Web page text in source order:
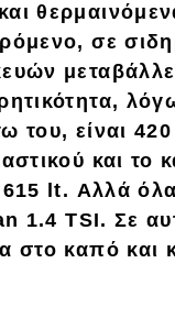
σε
του, είναι
και το
615 lt. Αλλά
1.4 TSI. Σε
στο καπό και